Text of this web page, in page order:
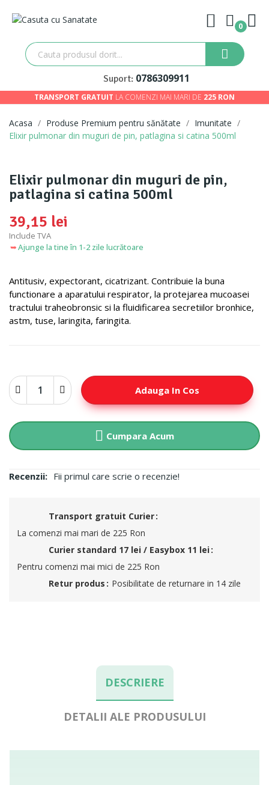
0
Suport: 0786309911
TRANSPORT GRATUIT LA COMENZI MAI MARI DE 225 RON
Acasa Produse Premium pentru sănătate
Imunitate
Elixir pulmonar din muguri de pin, patlagina si catina 500ml
Elixir pulmonar din muguri de pin,
patlagina si catina 500ml
39,15 lei
Include TVA
Ajunge la tine în 1-2 zile lucrătoare
Antitusiv, expectorant, cicatrizant. Contribuie la buna
functionare a aparatului respirator, la protejarea mucoasei
tractului traheobronsic si la fluidificarea secretiilor bronhice,
astm, tuse, laringita, faringita.
Adauga In Cos
Cumpara Acum
Recenzii: Fii primul care scrie o recenzie!
Transport gratuit Curier
La comenzi mai mari de 225 Ron
Curier standard 17 lei / Easybox 11 lei
Pentru comenzi mai mici de 225 Ron
Retur produs
Posibilitate de returnare in 14 zile
DESCRIERE
DETALII ALE PRODUSULUI